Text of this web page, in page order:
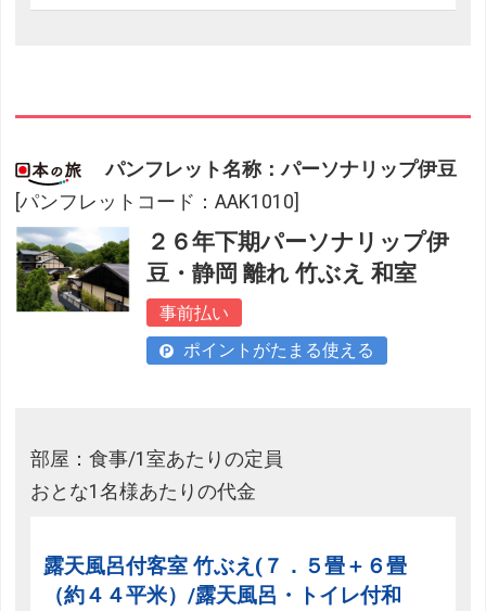
パンフレット名称：パーソナリップ伊豆
[パンフレットコード：AAK1010]
２６年下期パーソナリップ伊
豆・静岡 離れ 竹ぶえ 和室
事前払い
ポイントがたまる使える
部屋：食事/1室あたりの定員
おとな1名様あたりの代金
露天風呂付客室 竹ぶえ(７．５畳＋６畳
（約４４平米）/露天風呂・トイレ付和